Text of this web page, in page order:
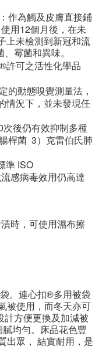
作為觸及皮膚直接鋪
用12個月後，在未
上未檢測到新冠和流
霉菌和異味。
許可之活性化學品
的動態嗅覺測量法，
情況下，並未發現任
次後仍有效抑制多種
桿菌 3）克雷伯氏肺
準 ISO
感病毒效用仍高達
時，可使用濕布擦
。連心扣®多用被袋
被使用，而冬天亦可
方便更換及加減被
均勻。床品花色豐
出眾， 結實耐用，是